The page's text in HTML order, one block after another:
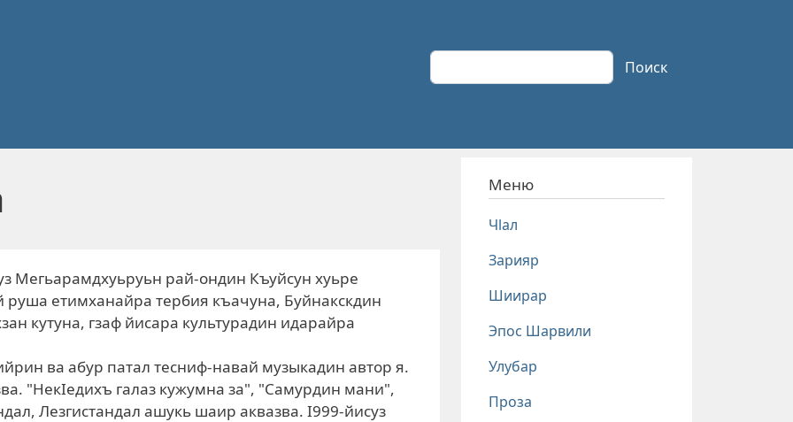
Поиск Поиск
Мегьарамдхуьруьн рай-ондин Къуйсун хуьре
руша етимханайра тербия къачуна, Буйнакскдин
кутуна, гзаф йисара культурадин идарайра
ва абур патал тесниф-навай музыкадин автор я.
"НекIедихъ галаз кужумна за", "Самурдин мани",
Лезгистандал ашукь шаир аквазва. I999-йисуз
Меню
Чlал
Зарияр
Шиирар
Эпос Шарвили
Улубар
Проза